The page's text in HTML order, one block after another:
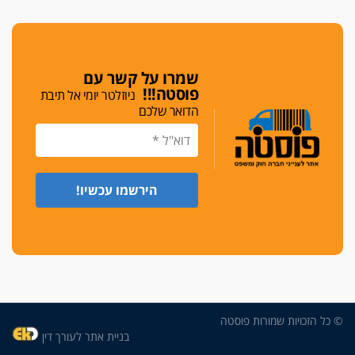
בימ"ש מחוזי: החלטת עמית בכר לדחות מינוי מנכ"ל
חדש ללשכה אינה סבירה
משפחה ופוליטיקה
עו"ד גלעד מנשה ויאיר בכורו חגגו בר מצווה, שרי
דורשים הגנה וביטחון"
שמרו על קשר עם
פוסטה!!! ניוזלטר יומי אל תיבת
הדואר שלכם
© כל הזכויות שמורות פוסטה
בניית אתר לעורך דין